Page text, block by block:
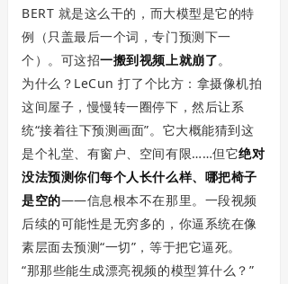
BERT 就是这么干的，而大模型是它的特
例（只盖最后一个词，专门预测下一
个）。可这招一搬到视频上就崩了。
为什么？LeCun 打了个比方：拿摄像机拍
这间屋子，慢慢转一圈停下，然后让系
统“接着往下预测画面”。它大概能猜到这
是个礼堂、有窗户、空间有限……但它绝对
没法预测你们每个人长什么样、哪把椅子
是空的——信息根本不在那里。一段视频
后续的可能性是无穷多的，你逼系统在像
素层面去预测“一切”，等于把它逼死。
“那那些能生成漂亮视频的模型算什么？”